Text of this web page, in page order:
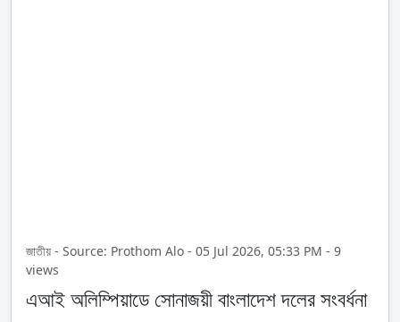
জাতীয় - Source: Prothom Alo - 05 Jul 2026, 05:33 PM - 9
views
এআই অলিম্পিয়াডে সোনাজয়ী বাংলাদেশ দলের সংবর্ধনা